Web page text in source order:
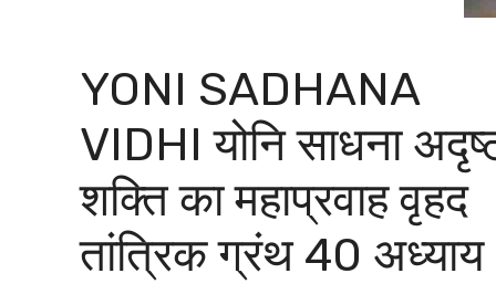
YONI SADHANA
VIDHI योनि साधना
शक्ति का महाप्रवाह वृहद
तांत्रिक ग्रंथ 40 अध्याय